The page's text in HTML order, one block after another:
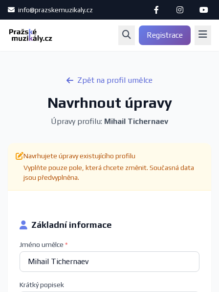
info@prazskemuzikaly.cz
Registrace
Zpět na profil umělce
Navrhnout úpravy
Úpravy profilu: Mihail Tichernaev
Navrhujete úpravy existujícího profilu
Vyplňte pouze pole, která chcete změnit. Současná data
jsou předvyplněna.
Základní informace
Jméno umělce *
Krátký popisek